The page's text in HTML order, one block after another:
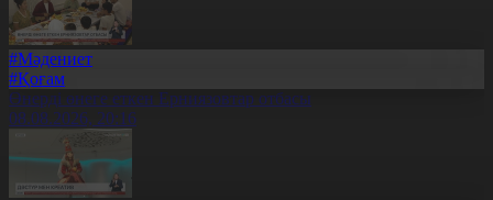
#Мәдениет
#Қоғам
Өнерді өнеге еткен Ерниязовтар отбасы
08.08.2026, 20:16